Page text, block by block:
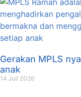
Gerakan MPLS
anak
14 Juli 2026